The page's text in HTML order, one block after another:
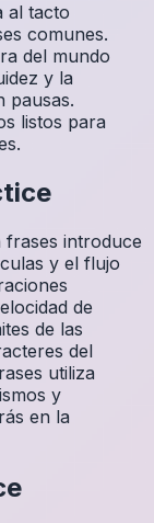
al tacto
comunes.
del mundo
y la
pausas.
listos para
frases introduce
y el flujo
de
de las
del
utiliza
y
en la